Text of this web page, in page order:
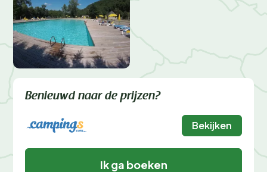
Benieuwd naar de prijzen?
Bekijken
Ik ga boeken